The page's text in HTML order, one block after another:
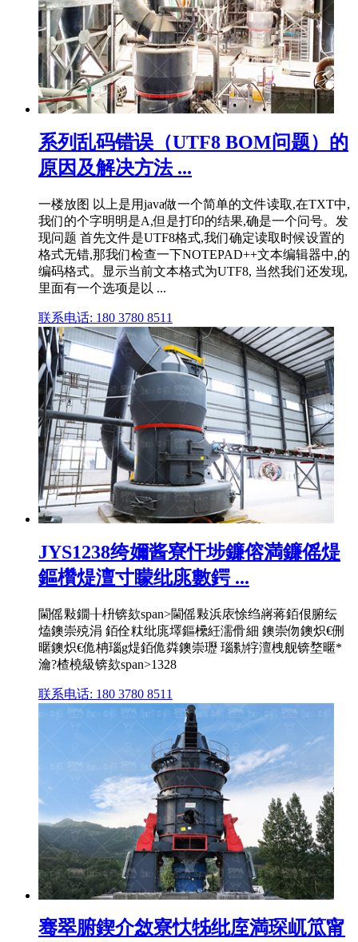
系列乱码错误（UTF8 BOM问题）的
原因及解决方法 ...
一楼放图 以上是用java做一个简单的文件读取,在TXT中,
我们的个字明明是A,但是打印的结果,确是一个问号。发
现问题 首先文件是UTF8格式,我们确定读取时候设置的
格式无错,那我们检查一下NOTEPAD++文本编辑器中,的
编码格式。显示当前文本格式为UTF8, 当然我们还发现,
里面有一个选项是以 ...
联系电话: 180 3780 8511
JYS1238绔嬭酱寮忓埗鐮傛満鐮傜煶
鏂欑煶澶寸矇纰庣數鍔 ...
閫傜敤鐗╂枡锛欬span>閫傜敤浜庡悇绉嶈蒋銆佷腑纭
熆鐭崇殑涓 銆佺粏纰庣墿鏂欙紝濡傦細 鐭崇伆鐭炽€侀
暱鐭炽€佹柟瑙g煶銆佹粦鐭崇瓑 瑙勬牸澶栧舰锛堥暱*
瀹?楂橈級锛欬span>1328
联系电话: 180 3780 8511
骞翠腑鍥介敜寮忕牬纰庢満琛屼笟甯